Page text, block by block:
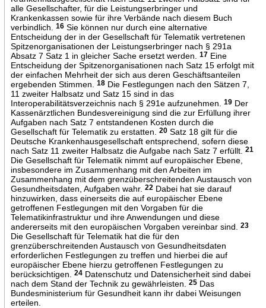
alle Gesellschafter, für die Leistungserbringer und
Krankenkassen sowie für ihre Verbände nach diesem Buch
verbindlich.
16Sie können nur durch eine alternative
Entscheidung der in der Gesellschaft für Telematik vertretenen
Spitzenorganisationen der Leistungserbringer nach § 291a
Absatz 7 Satz 1 in gleicher Sache ersetzt werden.
17Eine
Entscheidung der Spitzenorganisationen nach Satz 15 erfolgt mit
der einfachen Mehrheit der sich aus deren Geschäftsanteilen
ergebenden Stimmen.
18Die Festlegungen nach den Sätzen 7,
11 zweiter Halbsatz und Satz 15 sind in das
Interoperabilitätsverzeichnis nach § 291e aufzunehmen.
19Der
Kassenärztlichen Bundesvereinigung sind die zur Erfüllung ihrer
Aufgaben nach Satz 7 entstandenen Kosten durch die
Gesellschaft für Telematik zu erstatten.
20Satz 18 gilt für die
Deutsche Krankenhausgesellschaft entsprechend, sofern diese
nach Satz 11 zweiter Halbsatz die Aufgabe nach Satz 7 erfüllt.
21
Die Gesellschaft für Telematik nimmt auf europäischer Ebene,
insbesondere im Zusammenhang mit den Arbeiten im
Zusammenhang mit dem grenzüberschreitenden Austausch von
Gesundheitsdaten, Aufgaben wahr. 22Dabei hat sie darauf
hinzuwirken, dass einerseits die auf europäischer Ebene
getroffenen Festlegungen mit den Vorgaben für die
Telematikinfrastruktur und ihre Anwendungen und diese
andererseits mit den europäischen Vorgaben vereinbar sind.
23
Die Gesellschaft für Telematik hat die für den
grenzüberschreitenden Austausch von Gesundheitsdaten
erforderlichen Festlegungen zu treffen und hierbei die auf
europäischer Ebene hierzu getroffenen Festlegungen zu
berücksichtigen.
24Datenschutz und Datensicherheit sind dabei
nach dem Stand der Technik zu gewährleisten.
25Das
Bundesministerium für Gesundheit kann ihr dabei Weisungen
erteilen.